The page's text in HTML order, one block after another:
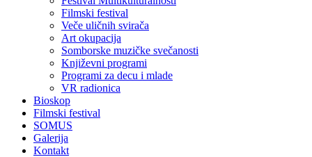
Filmski festival
Veče uličnih svirača
Art okupacija
Somborske muzičke svečanosti
Književni programi
Programi za decu i mlade
VR radionica
Bioskop
Filmski festival
SOMUS
Galerija
Kontakt